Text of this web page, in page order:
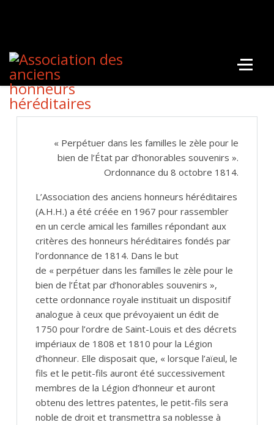
« Perpétuer dans les familles le zèle pour le
bien de l’État par d’honorables souvenirs ».
Ordonnance du 8 octobre 1814.
L’Association des anciens honneurs héréditaires
(A.H.H.) a été créée en 1967 pour rassembler
en un cercle amical les familles répondant aux
critères des honneurs héréditaires fondés par
l’ordonnance de 1814. Dans le but
de « perpétuer dans les familles le zèle pour le
bien de l’État par d’honorables souvenirs »,
cette ordonnance royale instituait un dispositif
analogue à ceux que prévoyaient un édit de
1750 pour l’ordre de Saint-Louis et des décrets
impériaux de 1808 et 1810 pour la Légion
d’honneur. Elle disposait que, « lorsque l’aïeul, le
fils et le petit-fils auront été successivement
membres de la Légion d’honneur et auront
obtenu des lettres patentes, le petit-fils sera
noble de droit et transmettra sa noblesse à